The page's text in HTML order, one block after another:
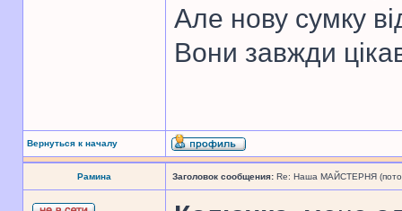
Але нову сумку
Вони завжди
Вернуться к началу
Рамина Заголовок сообщения: Re: Наша МАЙСТЕРНЯ